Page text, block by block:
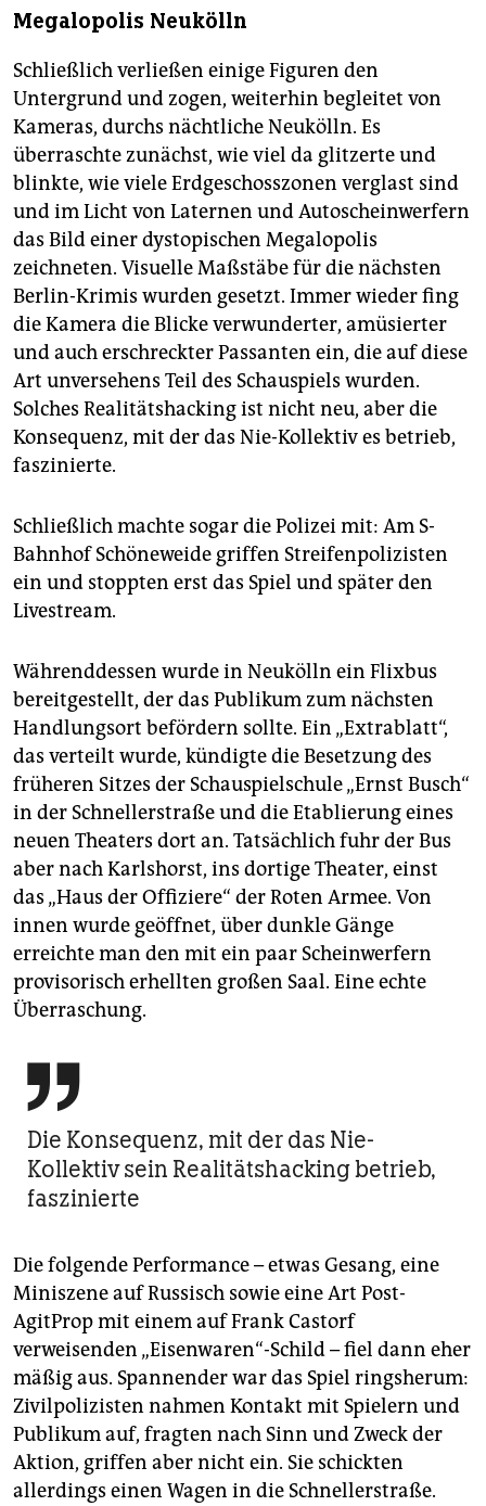
Megalopolis Neukölln
Schließlich verließen einige Figuren den
Untergrund und zogen, weiterhin begleitet von
Kameras, durchs nächtliche Neukölln. Es
überraschte zunächst, wie viel da glitzerte und
blinkte, wie viele Erdgeschosszonen verglast sind
und im Licht von Laternen und Autoscheinwerfern
das Bild einer dystopischen Megalopolis
zeichneten. Visuelle Maßstäbe für die nächsten
Berlin-Krimis wurden gesetzt. Immer wieder fing
die Kamera die Blicke verwunderter, amüsierter
und auch erschreckter Passanten ein, die auf diese
Art unversehens Teil des Schauspiels wurden.
Solches Realitätshacking ist nicht neu, aber die
Konsequenz, mit der das Nie-Kollektiv es betrieb,
faszinierte.
Schließlich machte sogar die Polizei mit: Am S-
Bahnhof Schöneweide griffen Streifenpolizisten
ein und stoppten erst das Spiel und später den
Livestream.
Währenddessen wurde in Neukölln ein Flixbus
bereitgestellt, der das Publikum zum nächsten
Handlungsort befördern sollte. Ein „Extrablatt“,
das verteilt wurde, kündigte die Besetzung des
früheren Sitzes der Schauspielschule „Ernst Busch“
in der Schnellerstraße und die Etablierung eines
neuen Theaters dort an. Tatsächlich fuhr der Bus
aber nach Karlshorst, ins dortige Theater, einst
das „Haus der Offiziere“ der Roten Armee. Von
innen wurde geöffnet, über dunkle Gänge
erreichte man den mit ein paar Scheinwerfern
provisorisch erhellten großen Saal. Eine echte
Überraschung.

Die Konsequenz, mit der das Nie-
Kollektiv sein Realitätshacking betrieb,
faszinierte
Die folgende Performance – etwas Gesang, eine
Miniszene auf Russisch sowie eine Art Post-
AgitProp mit einem auf Frank Castorf
verweisenden „Eisenwaren“-Schild – fiel dann eher
mäßig aus. Spannender war das Spiel ringsherum:
Zivilpolizisten nahmen Kontakt mit Spielern und
Publikum auf, fragten nach Sinn und Zweck der
Aktion, griffen aber nicht ein. Sie schickten
allerdings einen Wagen in die Schnellerstraße.